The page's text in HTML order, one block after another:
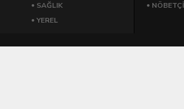
SAĞLIK
YEREL